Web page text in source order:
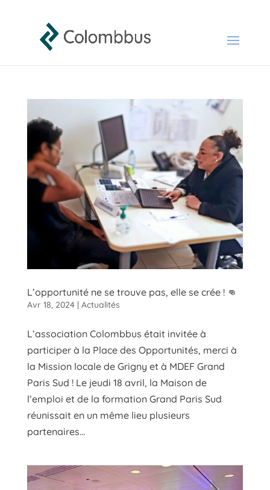
L’opportunité ne se trouve pas, elle se crée ! 👊
Avr 18, 2024| Actualités
L’association Colombbus était invitée à
participer à la Place des Opportunités, merci à
la Mission locale de Grigny et à MDEF Grand
Paris Sud ! Le jeudi 18 avril, la Maison de
l’emploi et de la formation Grand Paris Sud
réunissait en un même lieu plusieurs
partenaires...